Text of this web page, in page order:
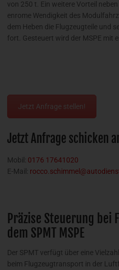
von 250 t. Ein weitere Vorteil
enrome Wendigkeit des
dem Heben die Flugzeugteile und
fort. Gesteuert wird der MSPE mit
Jetzt Anfrage stellen!
Jetzt Anfrage schicken
Mobil: 0176 17641020
E-Mail:
Präzise Steuerung
dem SPMT MSPE
Der SPMT verfügt über eine
beim Flugzeugtransport in der